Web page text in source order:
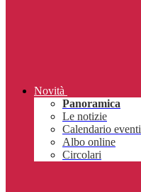
Novità
Panoramica
Le notizie
Calendario eventi
Albo online
Circolari